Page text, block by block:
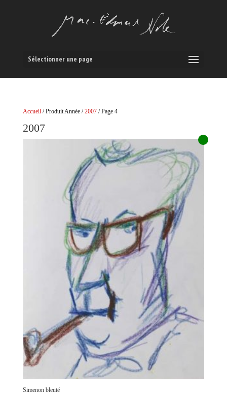
Sélectionner une page
Accueil/ Produit Année /2007/ Page 4
2007
Simenon bleuté